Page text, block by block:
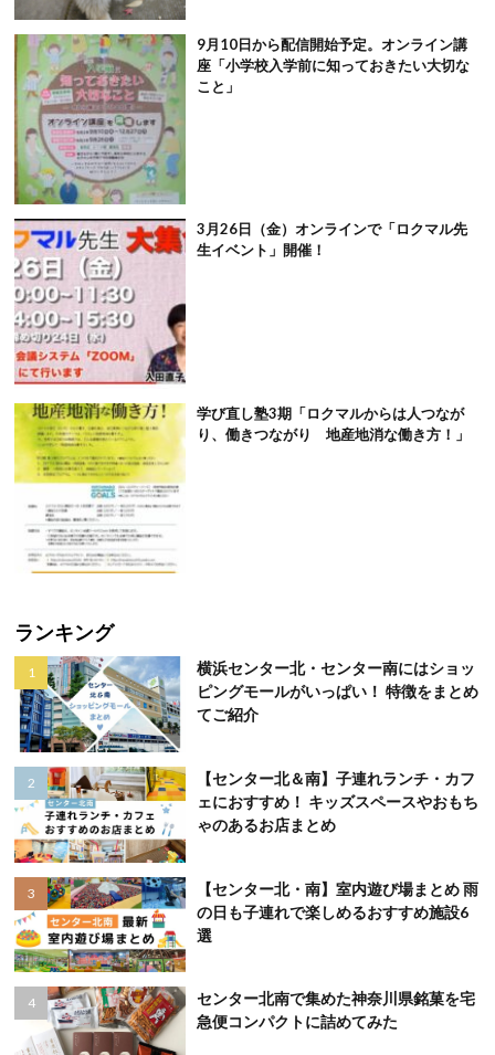
9月10日から配信開始予定。オンライン講
座「小学校入学前に知っておきたい大切な
こと」
3月26日（金）オンラインで「ロクマル先
生イベント」開催！
学び直し塾3期「ロクマルからは人つなが
り、働きつながり 地産地消な働き方！」
ランキング
横浜センター北・センター南にはショッ
ピングモールがいっぱい！ 特徴をまとめ
てご紹介
【センター北＆南】子連れランチ・カフ
ェにおすすめ！ キッズスペースやおもち
ゃのあるお店まとめ
【センター北・南】室内遊び場まとめ 雨
の日も子連れで楽しめるおすすめ施設6
選
センター北南で集めた神奈川県銘菓を宅
急便コンパクトに詰めてみた